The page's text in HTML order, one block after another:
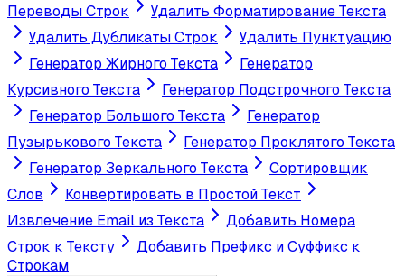
Переводы Строк
Удалить Форматирование Текста
Удалить Дубликаты Строк
Удалить Пунктуацию
Генератор Жирного Текста
Генератор
Курсивного Текста
Генератор Подстрочного Текста
Генератор Большого Текста
Генератор
Пузырькового Текста
Генератор Проклятого Текста
Генератор Зеркального Текста
Сортировщик
Слов
Конвертировать в Простой Текст
Извлечение Email из Текста
Добавить Номера
Строк к Тексту
Добавить Префикс и Суффикс к
Строкам